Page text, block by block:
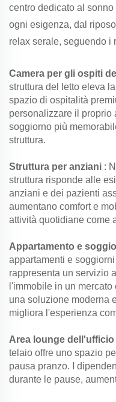
centro dedicato al
ogni esigenza, dal
relax serale, seguendo i
Camera per gli ospiti
struttura del letto eleva
spazio di ospitalità
personalizzare il proprio
soggiorno più
struttura.
Struttura per anziani :
struttura risponde alle
anziani e dei pazienti
aumentano comfort e
attività quotidiane come
Appartamento e
appartamenti e
rappresenta un servizio
l'immobile in un
una soluzione moderna
migliora l'esperienza
Area lounge dell'ufficio
telaio offre uno spazio
pausa pranzo. I
durante le pause,